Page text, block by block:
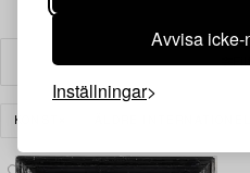
Avvisa
Inställningar
KONST